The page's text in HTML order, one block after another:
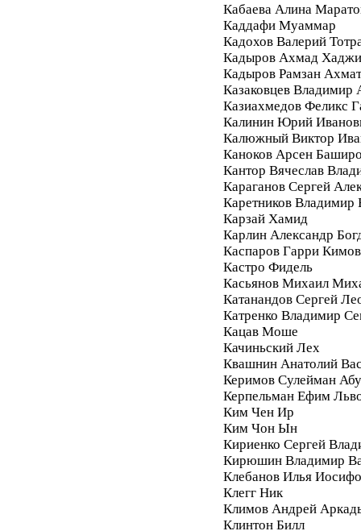
Кабаева Алина
Каддафи Муаммар
Кадохов Валерий
Кадыров Ахмад Хаджи
Кадыров Рамзан
Казаковцев Владимир
Казиахмедов Феликс
Калинин Юрий
Калюжный Виктор
Каноков Арсен
Кантор Вячеслав
Караганов Сергей
Каретников Владимир
Карзай Хамид
Карлин Александр
Каспаров Гарри
Кастро Фидель
Касьянов Михаил
Катанандов Сергей
Катренко Владимир
Кацав Моше
Качиньский Лех
Квашнин Анатолий
Керимов Сулейман
Керпельман Ефим
Ким Чен Ир
Ким Чон Ын
Кириенко Сергей
Кирюшин Владимир
Клебанов Илья
Клегг Ник
Климов Андрей
Клинтон Билл